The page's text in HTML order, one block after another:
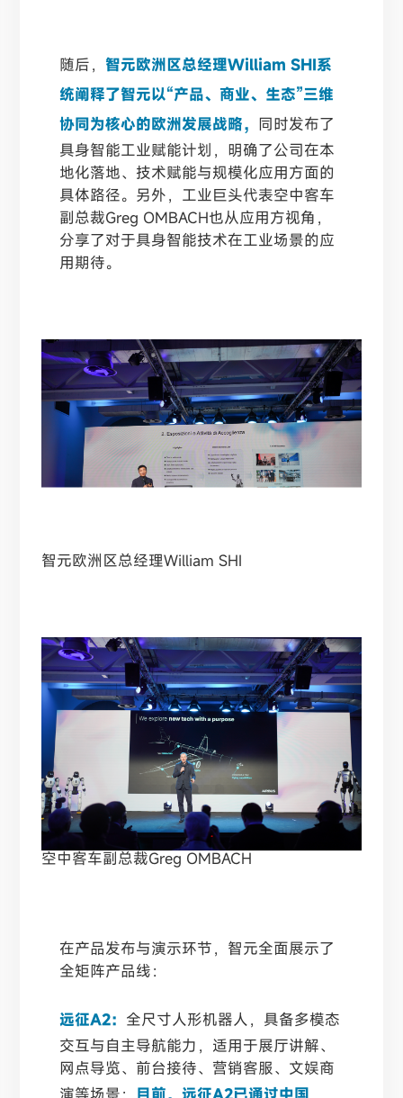
随后， 智元欧洲区总经理William SHI系
统阐释了智元以“产品、商业、生态”三维
协同为核心的欧洲发展战略， 同时发布了
具身智能工业赋能计划，明确了公司在本
地化落地、技术赋能与规模化应用方面的
具体路径。另外，工业巨头代表空中客车
副总裁Greg OMBACH也从应用方视角，
分享了对于具身智能技术在工业场景的应
用期待。
智元欧洲区总经理William SHI
空中客车副总裁Greg OMBACH
在产品发布与演示环节，智元全面展示了
全矩阵产品线：
远征A2： 全尺寸人形机器人，具备多模态
交互与自主导航能力，适用于展厅讲解、
网点导览、前台接待、营销客服、文娱商